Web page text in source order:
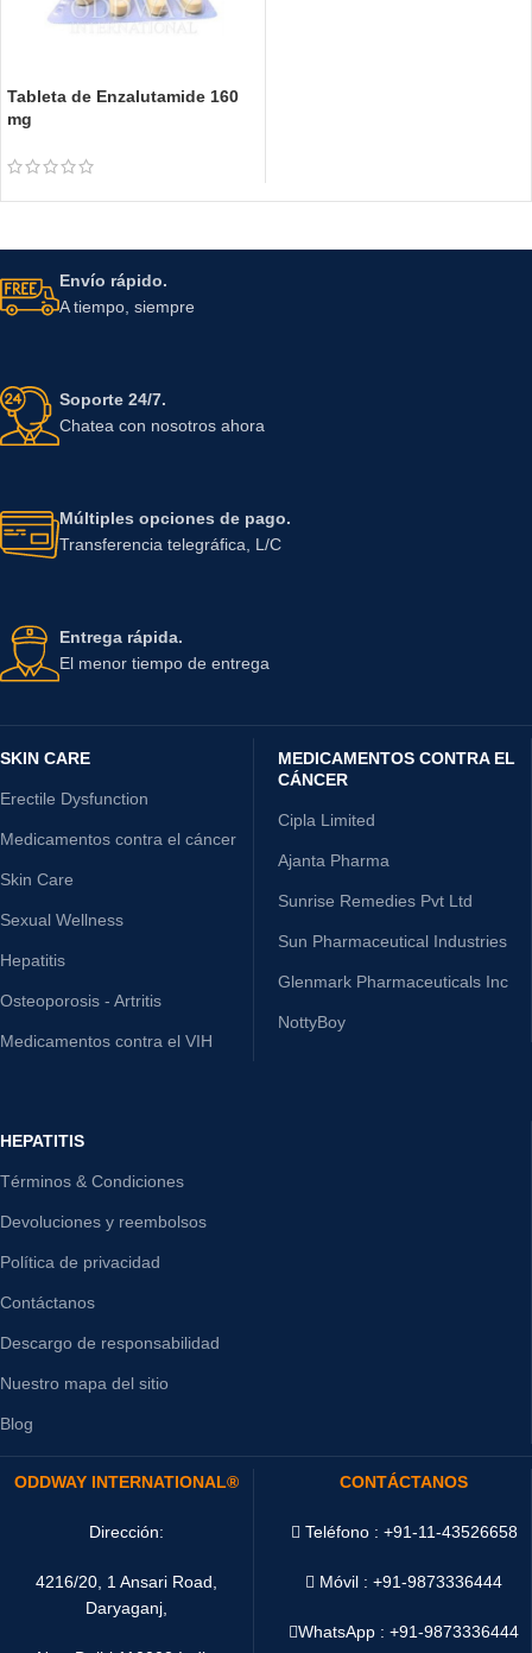
Tableta de Enzalutamide 160
mg
Envío rápido.
A tiempo, siempre
Soporte 24/7.
Chatea con nosotros ahora
Múltiples opciones de pago.
Transferencia telegráfica, L/C
Entrega rápida.
El menor tiempo de entrega
SKIN CARE
Erectile Dysfunction
Medicamentos contra el cáncer
Skin Care
Sexual Wellness
Hepatitis
Osteoporosis - Artritis
Medicamentos contra el VIH
MEDICAMENTOS CONTRA EL
CÁNCER
Cipla Limited
Ajanta Pharma
Sunrise Remedies Pvt Ltd
Sun Pharmaceutical Industries
Glenmark Pharmaceuticals Inc
NottyBoy
HEPATITIS
Términos & Condiciones
Devoluciones y reembolsos
Política de privacidad
Contáctanos
Descargo de responsabilidad
Nuestro mapa del sitio
Blog
ODDWAY INTERNATIONAL®
Dirección:
4216/20, 1 Ansari Road,
Daryaganj,
CONTÁCTANOS
Teléfono : +91-11-43526658
Móvil : +91-9873336444
WhatsApp :+91-9873336444